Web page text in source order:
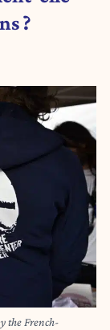
?
the French-